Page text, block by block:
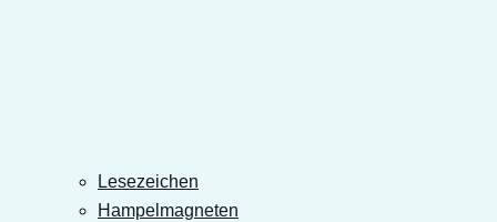
Lesezeichen
Hampelmagneten